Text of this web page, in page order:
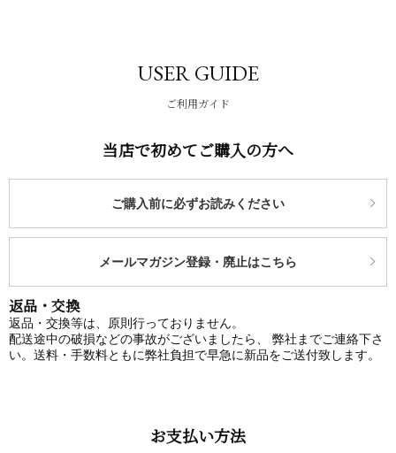
USER GUIDE
ご利用ガイド
当店で初めてご購入の方へ
ご購入前に必ずお読みください
メールマガジン登録・廃止はこちら
返品・交換
返品・交換等は、原則行っておりません。
配送途中の破損などの事故がございましたら、 弊社までご連絡下さ
い。送料・手数料ともに弊社負担で早急に新品をご送付致します。
お支払い方法